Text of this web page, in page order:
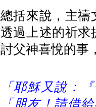
總括來說，主禱
透過上述的祈求
討父神喜悅的事
「耶穌又說：
「朋友！請借